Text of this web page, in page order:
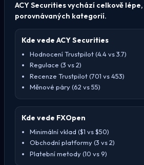
ACY Securities vychází celkově lépe,
porovnávaných kategorií.
Kde vede ACY Securities
Hodnocení Trustpilot (4.4 vs 3.7)
Regulace (3 vs 2)
Recenze Trustpilot (701 vs 453)
Měnové páry (62 vs 55)
Kde vede FXOpen
Minimální vklad ($1 vs $50)
Obchodní platformy (3 vs 2)
Platební metody (10 vs 9)